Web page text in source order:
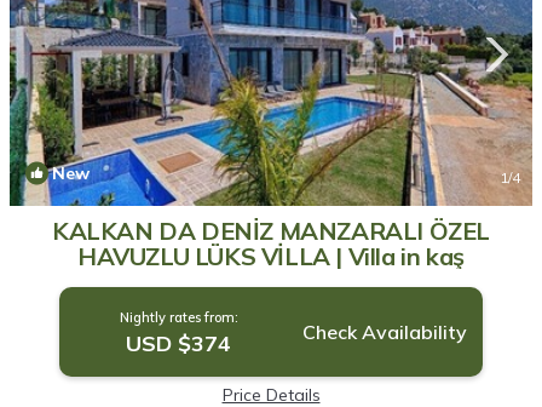
New 1/4
KALKAN DA DENİZ MANZARALI ÖZEL
HAVUZLU LÜKS VİLLA | Villa in kaş
Nightly rates from:
USD $374 Check Availability
Price Details